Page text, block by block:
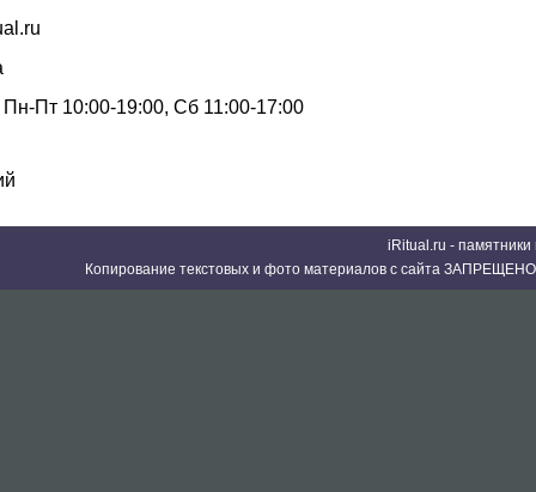
Пт 10:00-19:00, Сб 11:00-17:00
iRitual.ru -
Копирование текстовых и фото материалов с сайта